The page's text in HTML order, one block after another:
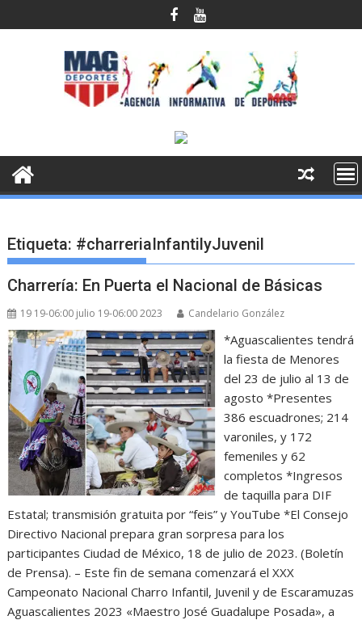
al
Etiqueta: #charreriaInfantilyJuvenil
Charrería: En Puerta el Nacional de Básicas
19 19-06:00 julio 19-06:00 2023 Candelario González
*Aguascalientes tendrá
la fiesta de Menores
del 23 de julio al 13 de
agosto *Presentes
386 escuadrones; 214
varoniles, y 172
femeniles y 62
completos *Ingresos
de taquilla para DIF
Estatal; transmisión gratuita por “feis” y YouTube *El Consejo
Directivo Nacional prepara gran sorpresa para los
participantes Ciudad de México, 18 de julio de 2023. (Boletín
de Prensa). – Este fin de semana comenzará el XXX
Campeonato Nacional Charro Infantil, Juvenil y de Escaramuzas
Aguascalientes 2023 «Maestro José Guadalupe Posada», a